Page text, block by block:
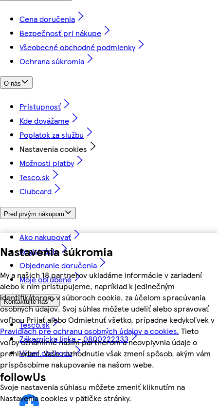
Nastavenia súkromia
My a našich 18 partnerov ukladáme informácie v zariadení
alebo k nim pristupujeme, napríklad k jedinečným
identifikátorom v súboroch cookie, za účelom spracúvania
osobných údajov. Svoj súhlas môžete udeliť alebo spravovať
voľbou Prijať alebo Odmietnuť všetko, prípadne kedykoľvek v
Pravidlách pre ochranu osobných údajov a cookies. Tieto
voľby oznámime našim partnerom a neovplyvnia údaje o
prehliadaní. Vaše rozhodnutie však zmení spôsob, akým vám
prispôsobíme nakupovanie na našom webe.
Svoje nastavenia súhlasu môžete zmeniť kliknutím na
Nastavenia cookies v pätičke stránky.
Cena doručenia
Bezpečnosť pri nákupe
Všeobecné obchodné podmienky
Ochrana súkromia
O nás
Prístupnosť
Kde dovážame
Poplatok za službu
Nastavenia cookies
Možnosti platby
Tesco.sk
Clubcard
Pred prvým nákupom
Ako nakupovať
Registrácia
Objednanie doručenia
Moje obľúbené
Kontaktujte nás
Tesco.sk
Zákaznícka linka - 0800222333
Výber obchodu
followUs